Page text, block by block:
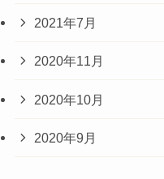
2021年7月
2020年11月
2020年10月
2020年9月